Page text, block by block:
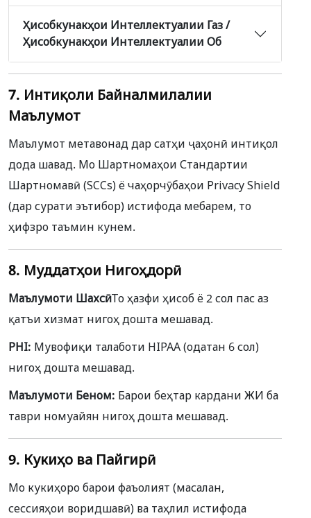
Ҳисобкунакҳои Интеллектуалии Газ /
Ҳисобкунакҳои Интеллектуалии Об
7. Интиқоли Байналмилалии
Маълумот
Маълумот метавонад дар сатҳи ҷаҳонӣ интиқол
дода шавад. Мо Шартномаҳои Стандартии
Шартномавӣ (SCCs) ё чаҳорчӯбаҳои Privacy Shield
(дар сурати эътибор) истифода мебарем, то
ҳифзро таъмин кунем.
8. Муддатҳои Нигоҳдорӣ
Маълумоти Шахсӣ:То ҳазфи ҳисоб ё 2 сол пас аз
қатъи хизмат нигоҳ дошта мешавад.
PHI:Мувофиқи талаботи HIPAA (одатан 6 сол)
нигоҳ дошта мешавад.
Маълумоти Беном:Барои беҳтар кардани ЖИ ба
таври номуайян нигоҳ дошта мешавад.
9. Кукиҳо ва Пайгирӣ
Мо кукиҳоро барои фаъолият (масалан,
сессияҳои воридшавӣ) ва таҳлил истифода